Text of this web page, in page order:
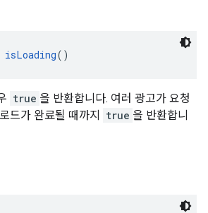
isLoading()
true 을 반환합니다. 여러 광고가 요청
드가 완료될 때까지
true 을 반환합니